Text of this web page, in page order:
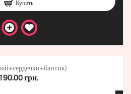
Купить
190.00 грн.